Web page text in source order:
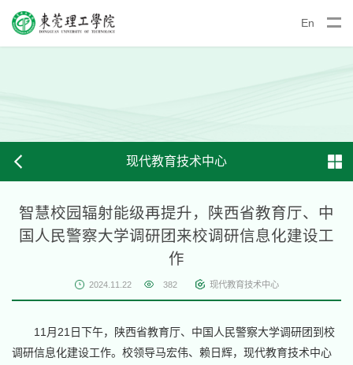
En
现代教育技术中心
智慧校园辐射能级再提升，陕西省教育厅、中
国人民警察大学调研团来校调研信息化建设工
作
2024.11.22 382 现代教育技术中心
11月21日下午，陕西省教育厅、中国人民警察大学调研团到校
调研信息化建设工作。校领导马宏伟、赖日辉，现代教育技术中心